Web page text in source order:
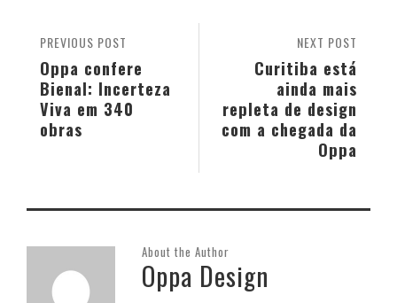
NEXT POST
Curitiba está
ainda mais
repleta de design
com a chegada da
Oppa
PREVIOUS POST
Oppa confere
Bienal: Incerteza
Viva em 340
obras
About the Author
Oppa Design